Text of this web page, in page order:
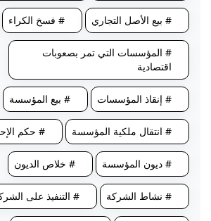
# بيع الأصل التجاري # فسخ الكراء
# المؤسسات التي تمر بصعوبات
اقتصادية
# إنقاذ المؤسسات # بيع المؤسسة
# انتقال ملكية المؤسسة # حكم
# ديون المؤسسة # خلاص الديون
# نشاط الشركة # التنفيذ على